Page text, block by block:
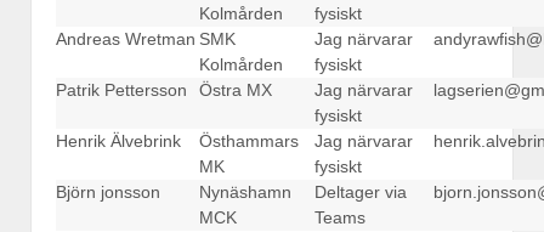
Kolmården
fysiskt
Andreas Wretman SMK
Kolmården
Jag närvarar
fysiskt
Patrik Pettersson Östra MX
Jag närvarar
fysiskt
Henrik Älvebrink
Östhammars
MK
Jag närvarar
fysiskt
Björn jonsson
Nynäshamn
MCK
Deltager via
Teams